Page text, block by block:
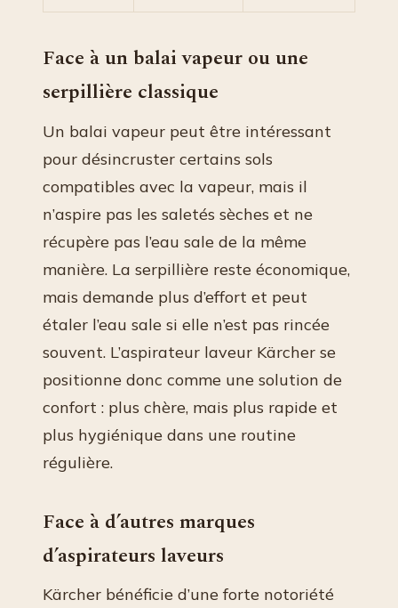
Face à un balai vapeur ou une
serpillière classique
Un balai vapeur peut être intéressant
pour désincruster certains sols
compatibles avec la vapeur, mais il
n’aspire pas les saletés sèches et ne
récupère pas l’eau sale de la même
manière. La serpillière reste économique,
mais demande plus d’effort et peut
étaler l’eau sale si elle n’est pas rincée
souvent. L’aspirateur laveur Kärcher se
positionne donc comme une solution de
confort : plus chère, mais plus rapide et
plus hygiénique dans une routine
régulière.
Face à d’autres marques
d’aspirateurs laveurs
Kärcher bénéficie d’une forte notoriété